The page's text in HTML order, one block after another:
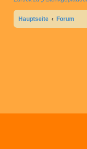
Hauptseite Forum